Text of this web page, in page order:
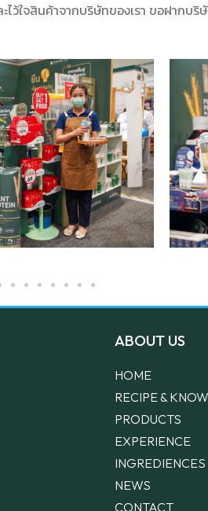
จสินค้าจากบริษัทของเรา ขอฝากบ
ABOUT US
HOME
RECIPE &
PRODUCTS
EXPERIENCE
INGREDIENCES
NEWS
CONTACT